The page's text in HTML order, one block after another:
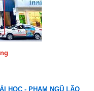
HỌC - PHẠM NGŨ LÃO